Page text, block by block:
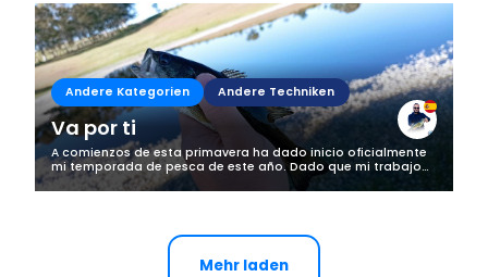
Andere Kategorien Andere Techniken
Va por ti
A comienzos de esta primavera ha dado inicio oficialmente
mi temporada de pesca de este año. Dado que mi trabajo
no me deja mucho tiempo libre no puedo bajar mucho al río
(que es donde están los...
Mehr laden